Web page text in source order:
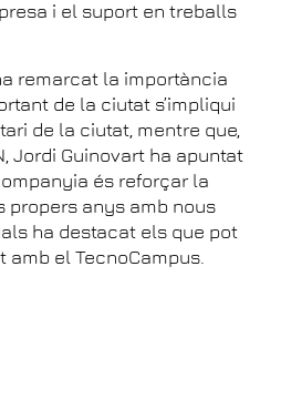
i el suport en treballs
remarcat la importància
de la ciutat s’impliqui
de la ciutat, mentre que,
Jordi Guinovart ha apuntat
és reforçar la
propers anys amb nous
ha destacat els que pot
el TecnoCampus.